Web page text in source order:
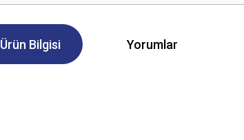
Ürün Bilgisi Yorumlar